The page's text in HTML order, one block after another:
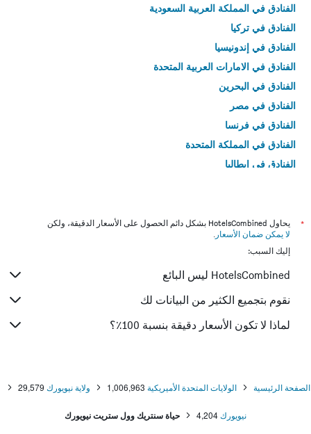
الفنادق في المملكة العربية السعودية
الفنادق في تركيا
الفنادق في إندونيسيا
الفنادق في الامارات العربية المتحدة
الفنادق في البحرين
الفنادق في مصر
الفنادق في فرنسا
الفنادق في المملكة المتحدة
الفنادق في إيطاليا
*
يحاول HotelsCombined بشكل دائم الحصول على الأسعار الدقيقة، ولكن
لا يمكن ضمان الأسعار .
إليك السبب:
HotelsCombined ليس البائع
نقوم بتجميع الكثير من البيانات لك
لماذا لا تكون الأسعار دقيقة بنسبة 100٪؟
الصفحة الرئيسية الولايات المتحدة الأميريكية 1,006,963 ولاية نيويورك 29,579
نيويورك4,204 حياة سنتريك وول ستريت نيويورك